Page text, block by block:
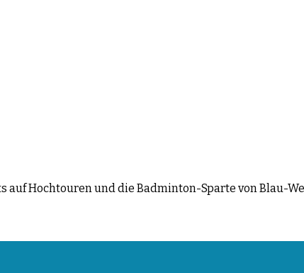
auf Hochtouren und die Badminton-Sparte von Blau-